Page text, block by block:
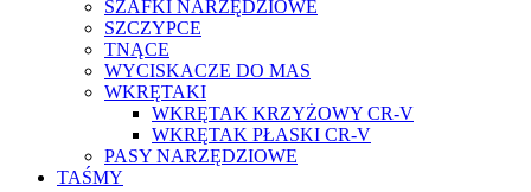
SZAFKI NARZĘDZIOWE
SZCZYPCE
TNĄCE
WYCISKACZE DO MAS
WKRĘTAKI
WKRĘTAK KRZYŻOWY CR-V
WKRĘTAK PŁASKI CR-V
PASY NARZĘDZIOWE
TAŚMY